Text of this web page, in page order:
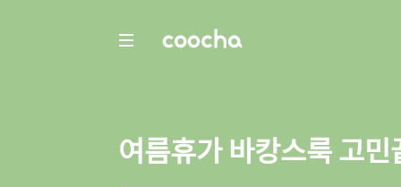
COOCHA
여름휴가 바캉스룩 고민